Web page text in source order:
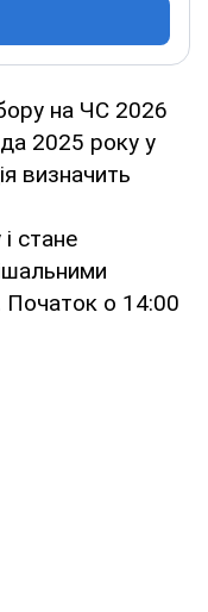
на ЧС 2026
2025 року у
визначить
стане
Початок о 14:00